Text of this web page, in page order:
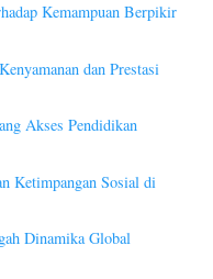
Kemampuan Berpikir
dan Prestasi
Akses Pendidikan
Ketimpangan Sosial di
Dinamika Global